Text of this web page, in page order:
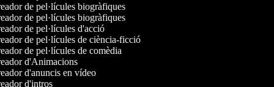
de pel·lícules biogràfiques
de pel·lícules biogràfiques
de pel·lícules d'acció
de pel·lícules de ciència-ficció
de pel·lícules de comèdia
d'Animacions
d'anuncis en vídeo
d'intros